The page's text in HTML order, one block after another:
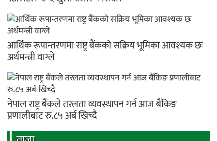
आर्थिक रूपान्तरणमा राष्ट्र बैंकको सक्रिय भूमिका आवश्यक छः
अर्थमन्त्री वाग्ले
नेपाल राष्ट्र बैंकले तरलता व्यवस्थापन गर्न आज बैंकिङ
प्रणालीबाट रु.८५ अर्ब खिच्दै